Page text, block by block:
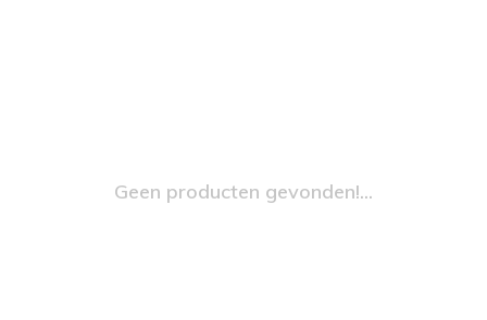
Geen producten gevonden!...